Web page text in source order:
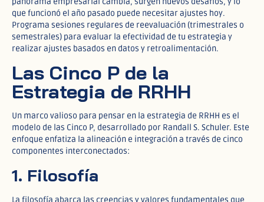
que funcionó el año pasado puede necesitar ajustes hoy.
Programa sesiones regulares de reevaluación (trimestrales o
semestrales) para evaluar la efectividad de tu estrategia y
realizar ajustes basados en datos y retroalimentación.
Las Cinco P de la
Estrategia de RRHH
Un marco valioso para pensar en la estrategia de RRHH es el
modelo de las Cinco P, desarrollado por Randall S. Schuler. Este
enfoque enfatiza la alineación e integración a través de cinco
componentes interconectados:
1. Filosofía
La filosofía abarca las creencias y valores fundamentales que